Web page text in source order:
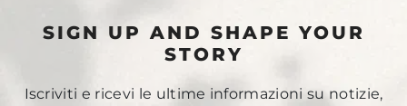
SIGN UP AND SHAPE YOUR
STORY
Iscriviti e ricevi le ultime informazioni su notizie,